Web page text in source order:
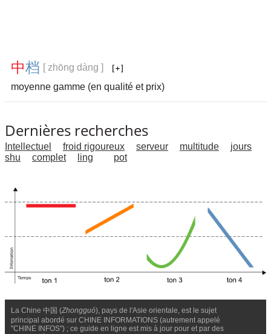
中档 [ zhōng dàng ]
moyenne gamme (en qualité et prix)
Dernières recherches
Intellectuel froid rigoureux serveur multitude
jours
shu
complet ling pot
La Chine 中国 (Zhongguó), pays de l'Asie orientale, est le sujet
principal abordé sur CHINE INFORMATIONS (autrement appelé
"CHINE INFOS") ; ce guide en ligne est mis à jour pour et par des